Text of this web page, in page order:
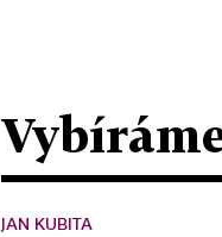
JAN KUBITA